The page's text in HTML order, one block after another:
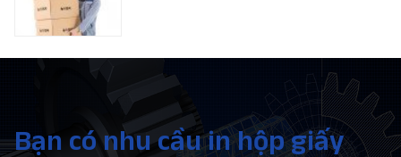
Bạn có nhu cầu in hộp giấy